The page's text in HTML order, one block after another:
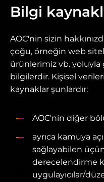
Bilgi
AOC'nin sizin
çoğu, örneğin web
ürünlerimiz vb.
bilgilerdir. Kişisel
kaynaklar şunlardır:
AOC'nin diğer
ayrıca kamuya
sağlayabilen
derecelendirme
uygulayıcılar/